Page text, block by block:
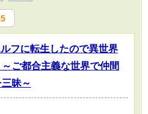
フに転生したので異世界
ご都合主義な世界で仲間
昧～